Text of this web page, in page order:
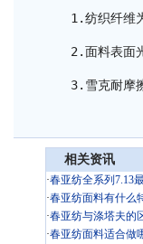
1.纺织纤维为
2.面料表面光
3.雪克耐摩擦
相关资讯
·春亚纺全系列7.13
·春亚纺面料有什么
·春亚纺与涤塔夫的
·春亚纺面料适合做